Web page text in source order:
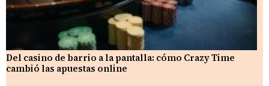
Del casino de barrio a la pantalla: cómo Crazy Time
cambió las apuestas online